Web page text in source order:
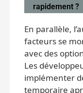
rapidement ?
En parallèle,
facteurs se
avec des
Les
implémenter
temporaire